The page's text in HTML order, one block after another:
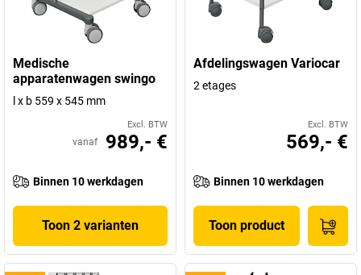
Medische
apparatenwagen swingo
l x b 559 x 545 mm
Excl. BTW
vanaf 989,- €
Binnen 10 werkdagen
Toon 2 varianten
Afdelingswagen Variocar
2 etages
Excl. BTW
569,- €
Binnen 10 werkdagen
Toon product